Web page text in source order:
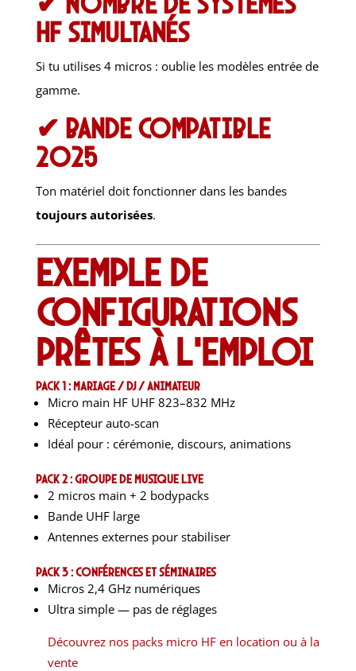
HF simultanés
Si tu utilises 4 micros : oublie les modèles entrée de
gamme.
✔ Bande compatible
2025
Ton matériel doit fonctionner dans les bandes
toujours autorisées.
Exemple de
configurations
prêtes à l’emploi
Pack 1 : Mariage / DJ / Animateur
Micro main HF UHF 823–832 MHz
Récepteur auto-scan
Idéal pour : cérémonie, discours, animations
Pack 2 : Groupe de musique live
2 micros main + 2 bodypacks
Bande UHF large
Antennes externes pour stabiliser
Pack 3 : Conférences et séminaires
Micros 2,4 GHz numériques
Ultra simple — pas de réglages
Découvrez nos packs micro HF en location ou à la
vente